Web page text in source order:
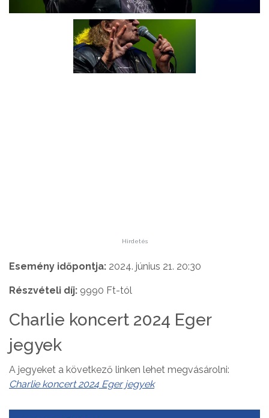
Hirdetés
Esemény időpontja: 2024. június 21. 20:30
Részvételi díj: 9990 Ft-tól
Charlie koncert 2024 Eger
jegyek
A jegyeket a következő linken lehet megvásárolni:
Charlie koncert 2024 Eger jegyek